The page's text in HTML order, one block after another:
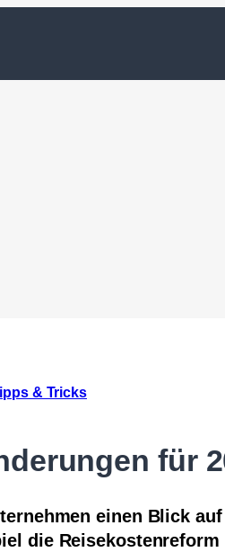
& Tricks
für
einen Blick
die